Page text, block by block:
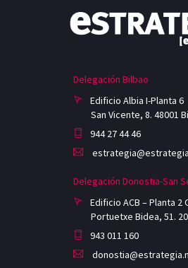
Delegación Bilbao
Edificio Albia I-Planta 6
San Vicente, 8. 48001
944 27 44 46
Delegación Donostia-San
Edificio ACB – Planta 2
Portuetxe Bidea, 51.
943 011 160